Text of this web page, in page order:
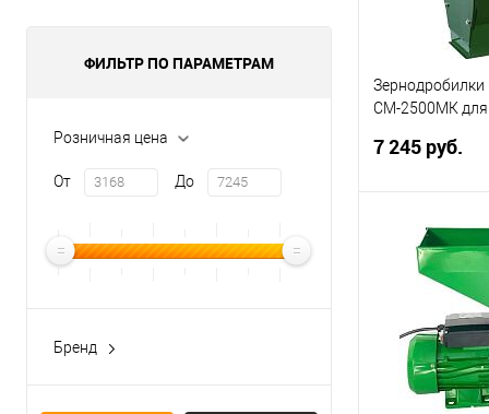
ФИЛЬТР ПО ПАРАМЕТРАМ
Розничная цена
От До
Бренд
CM-2500МК для
7 245 руб.
В
Купить в 1 клик
В избранное